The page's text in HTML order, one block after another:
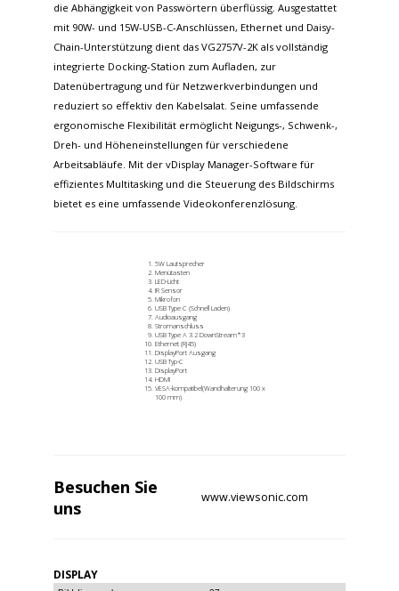
die Abhängigkeit von Passwörtern überflüssig. Ausgestattet
mit 90W- und 15W-USB-C-Anschlüssen, Ethernet und Daisy-
Chain-Unterstützung dient das VG2757V-2K als vollständig
integrierte Docking-Station zum Aufladen, zur
Datenübertragung und für Netzwerkverbindungen und
reduziert so effektiv den Kabelsalat. Seine umfassende
ergonomische Flexibilität ermöglicht Neigungs-, Schwenk-,
Dreh- und Höheneinstellungen für verschiedene
Arbeitsabläufe. Mit der vDisplay Manager-Software für
effizientes Multitasking und die Steuerung des Bildschirms
bietet es eine umfassende Videokonferenzlösung.
5W Lautsprecher
Menütasten
LED-Licht
IR Sensor
Mikrofon
USB Type C (Schnell Laden)
Audioausgang
Stromanschluss
USB Type A 3.2 DownStream*3
Ethernet (RJ45)
DisplayPort Ausgang
USB Typ-C
DisplayPort
HDMI
VESA-kompatibel(Wandhalterung 100 x
100 mm)
Besuchen Sie
uns
www.viewsonic.com
DISPLAY